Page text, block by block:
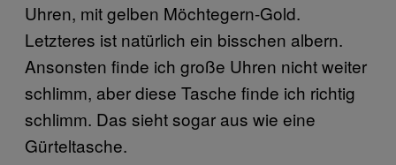
Uhren, mit gelben Möchtegern-Gold.
Letzteres ist natürlich ein bisschen albern.
Ansonsten finde ich große Uhren nicht weiter
schlimm, aber diese Tasche finde ich richtig
schlimm. Das sieht sogar aus wie eine
Gürteltasche.